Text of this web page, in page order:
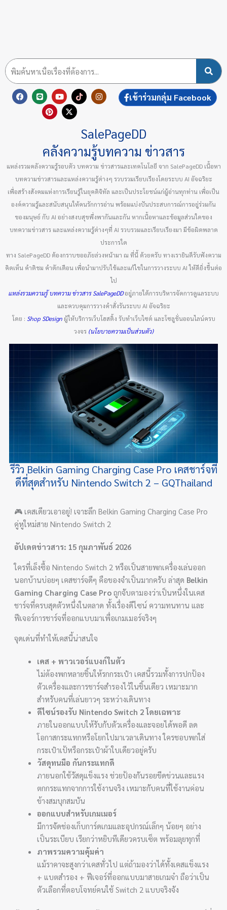
F
a
L
i
n
e
Y
o
u
t
T
i
k
I
n
g
r
m
P
n
t
t
X
t
w
r
เข้าร่วมกลุ่ม Facebook
SalePageDD
คลังความรู้บทความ ข่าวสาร
แหล่งรวมคลังความรู้รอบตัว บทความ ข่าวสารและเทคโนโลยี จาก SalePageDD เนื้อหา
บทความข่าวสารและแหล่งความรู้ต่างๆ รวบรวมเรียบเรียงโดยระบบ AI อัจฉริยะ
เพื่อสร้างสังคมแห่งการเรียนรู้ในยุคดิจิทัล และเป็นประโยชน์แก่ผู้อ่านทุกท่าน เพื่อเป็น
องค์ความรู้และสนับสนุนให้คนรักการอ่าน พร้อมแบ่งปันประสบการณ์การอยู่ร่วมกัน
ของมนุษย์ กับ AI อย่างสงบสุขพึ่งพากันและกัน หากเนื้อหาและข้อมูลส่วนใดของ
บทความข่าวสาร และแหล่งความรู้ต่างๆที่ AI รวบรวมและเรียบเรียงมา มีข้อผิดพลาด
ประการใด
ทาง SalePageDD ต้องกราบขออภัยล่วงหน้ามา ณ ที่นี้ ด้วยครับ ทางเรายินดีรับฟังความ
คิดเห็น คำติชม คำตักเตือน เพื่อนำมาปรับใช้และแก้ไขในการวางระบบ AI ให้ดียิ่งขึ้นต่อ
ไป
แหล่งรวมความรู้ บทความ ข่าวสาร SalePageDDอยู่ภายใต้การบริหารจัดการดูแลระบบ
และควบคุมการวางคำสั่งรันระบบ AI อัจฉริยะ
โดย : Shop SDesign ผู้ให้บริการเว็บโฮสติ้ง รับทำเว็บไซต์ และโซลูชั่นออนไลน์ครบ
วงจร(นโยบายความเป็นส่วนตัว)
รีวิว Belkin Gaming Charging Case Pro เคสชาร์จที่
ดีที่สุดสำหรับ Nintendo Switch 2 – GQThailand
🎮 เคสเดียวเอาอยู่! เจาะลึก Belkin Gaming Charging Case Pro
คู่หูใหม่สาย Nintendo Switch 2
อัปเดตข่าวสาร: 15 กุมภาพันธ์ 2026
ใครที่เล็งซื้อ Nintendo Switch 2 หรือเป็นสายพกเครื่องเล่นออก
นอกบ้านบ่อยๆ เคสชาร์จดีๆ คือของจำเป็นมากครับ ล่าสุด Belkin
Gaming Charging Case Pro ถูกจับตามองว่าเป็นหนึ่งในเคส
ชาร์จที่ครบสุดตัวหนึ่งในตลาด ทั้งเรื่องดีไซน์ ความทนทาน และ
ฟีเจอร์การชาร์จที่ออกแบบมาเพื่อเกมเมอร์จริงๆ
จุดเด่นที่ทำให้เคสนี้น่าสนใจ
เคส + พาวเวอร์แบงก์ในตัว
ไม่ต้องพกหลายชิ้นให้รกกระเป๋า เคสนี้รวมทั้งการปกป้อง
ตัวเครื่องและการชาร์จสำรองไว้ในชิ้นเดียว เหมาะมาก
สำหรับคนที่เล่นยาวๆ ระหว่างเดินทาง
ดีไซน์รองรับ Nintendo Switch 2 โดยเฉพาะ
ภายในออกแบบให้รับกับตัวเครื่องและจอยได้พอดี ลด
โอกาสกระแทกหรือโยกไปมาเวลาเดินทาง ใครชอบพกใส่
กระเป๋าเป้หรือกระเป๋าผ้าใบเดียวอยู่ครับ
วัสดุทนมือ กันกระแทกดี
ภายนอกใช้วัสดุแข็งแรง ช่วยป้องกันรอยขีดข่วนและแรง
ตกกระแทกจากการใช้งานจริง เหมาะกับคนที่ใช้งานค่อน
ข้างสมบุกสมบัน
ออกแบบสำหรับเกมเมอร์
มีการจัดช่องเก็บการ์ดเกมและอุปกรณ์เล็กๆ น้อยๆ อย่าง
เป็นระเบียบ เรียกว่าหยิบทีเดียวครบเซ็ต พร้อมลุยทุกที่
ภาพรวมความคุ้มค่า
แม้ราคาจะสูงกว่าเคสทั่วไป แต่ถ้ามองว่าได้ทั้งเคสแข็งแรง
+ แบตสำรอง + ฟีเจอร์ที่ออกแบบมาสายเกมจ๋า ถือว่าเป็น
ตัวเลือกที่ตอบโจทย์คนใช้ Switch 2 แบบจริงจัง